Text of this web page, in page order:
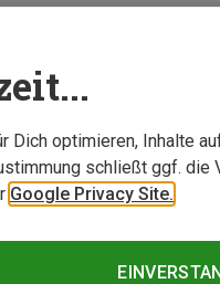
optimieren, Inhalte
schließt ggf. die
Google Privacy Site.